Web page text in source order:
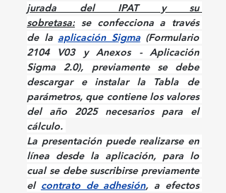
jurada del IPAT y su
sobretasa: se confecciona a través
de la aplicación Sigma (Formulario
2104 V03 y Anexos - Aplicación
Sigma 2.0), previamente se debe
descargar e instalar la Tabla de
parámetros, que contiene los valores
del año 2025 necesarios para el
cálculo.
La presentación puede realizarse en
línea desde la aplicación, para lo
cual se debe suscribirse previamente
el contrato de adhesión, a efectos